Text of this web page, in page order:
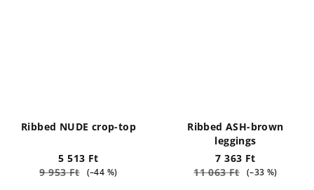
Ribbed NUDE crop-top
5 513 Ft
9 953 Ft
(–44 %)
Ribbed ASH-brown
leggings
7 363 Ft
11 063 Ft (–33 %)